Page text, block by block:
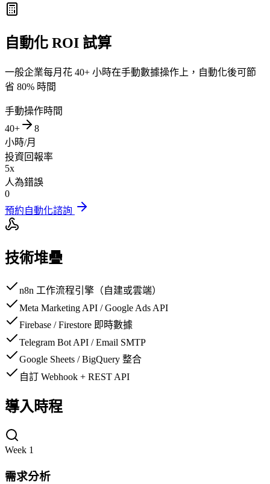
自動化 ROI 試算
一般企業每月花 40+ 小時在手動數據操作上，自動化後可節
省 80% 時間
手動操作時間
40+
8
小時/月
投資回報率
5x
人為錯誤
0
預約自動化諮詢
技術堆疊
n8n 工作流程引擎（自建或雲端）
Meta Marketing API / Google Ads API
Firebase / Firestore 即時數據
Telegram Bot API / Email SMTP
Google Sheets / BigQuery 整合
自訂 Webhook + REST API
導入時程
Week 1
需求分析